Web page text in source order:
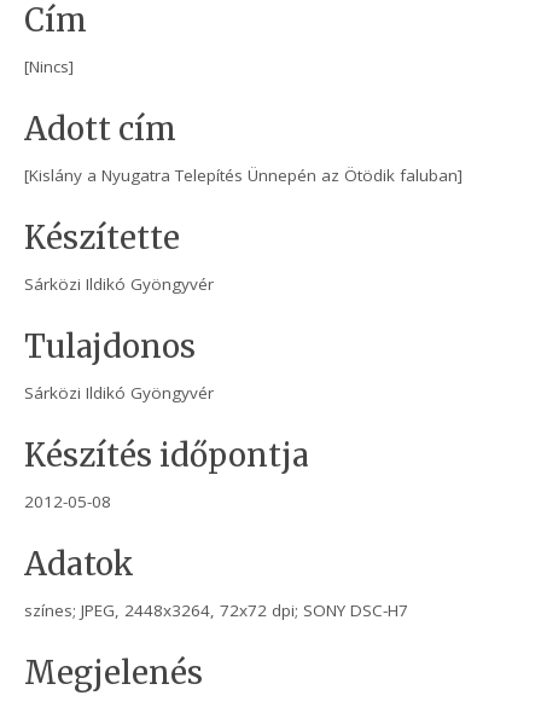
Cím
[Nincs]
Adott cím
[Kislány a Nyugatra Telepítés Ünnepén az Ötödik faluban]
Készítette
Sárközi Ildikó Gyöngyvér
Tulajdonos
Sárközi Ildikó Gyöngyvér
Készítés időpontja
2012-05-08
Adatok
színes; JPEG, 2448x3264, 72x72 dpi; SONY DSC-H7
Megjelenés